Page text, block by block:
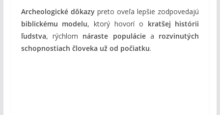
Archeologické dôkazypreto oveľa lepšie zodpovedajú
biblickému modelu, ktorý hovorí o kratšej histórii
ľudstva, rýchlom náraste populáciea rozvinutých
schopnostiach človeka už od počiatku.